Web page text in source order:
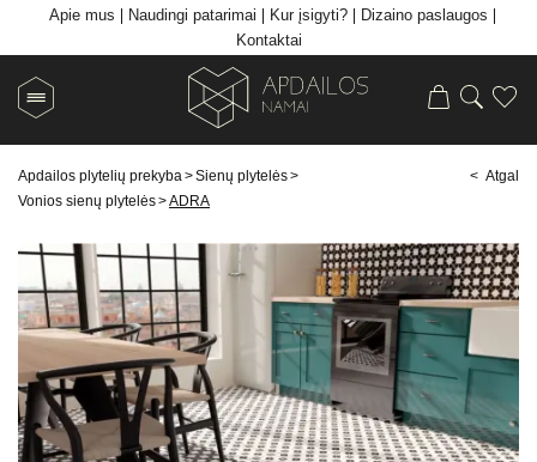
Apie mus Naudingi patarimai Kur įsigyti?
Dizaino paslaugos
Kontaktai
Apdailos plytelių prekyba >Sienų plytelės>
Vonios sienų plytelės>ADRA
< Atgal